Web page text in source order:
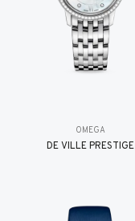
OMEGA
DE VILLE PRESTIGE